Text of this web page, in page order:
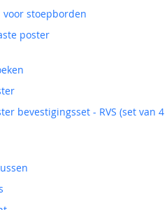
voor stoepborden
poster
bevestigingsset - RVS (set van 4